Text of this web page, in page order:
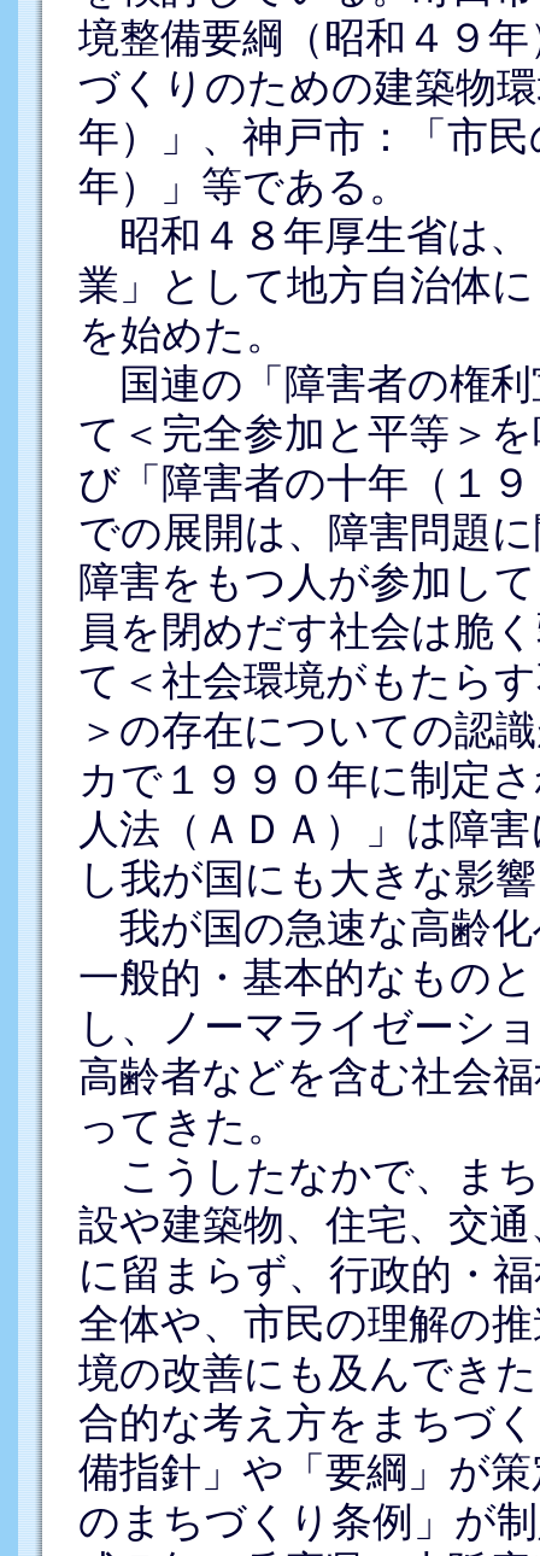
境整備要綱（昭和４９
づくりのための建築物
年）」、神戸市：「市
年）」等である。
昭和４８年厚生省は、
業」として地方自治体
を始めた。
国連の「障害者の権利
て＜完全参加と平等＞
び「障害者の十年（１
での展開は、障害問題
障害をもつ人が参加し
員を閉めだす社会は脆
て＜社会環境がもたら
＞の存在についての認
カで１９９０年に制定
人法（ＡＤＡ）」は障
し我が国にも大きな影
我が国の急速な高齢
一般的・基本的なもの
し、ノーマライゼーシ
高齢者などを含む社会
ってきた。
こうしたなかで、ま
設や建築物、住宅、交
に留まらず、行政的・
全体や、市民の理解の
境の改善にも及んでき
合的な考え方をまちづ
備指針」や「要綱」が
のまちづくり条例」が